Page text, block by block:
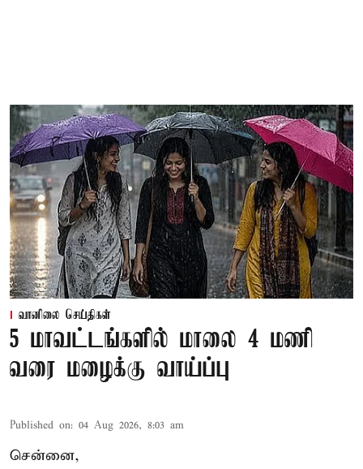
வானிலை செய்திகள்
5 மாவட்டங்களில் மாலை 4 மணி
வரை மழைக்கு வாய்ப்பு
Published on: 04 Aug 2026, 8:03 am
சென்னை,